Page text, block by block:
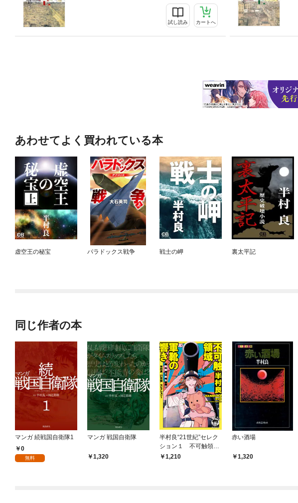
試し読み カートへ
あわせてよく買われている本
虚空王の秘宝 パラドックス戦争 戦士の岬 裏太平記
同じ作者の本
マンガ 続戦国自衛隊1
0
無料
マンガ 戦国自衛隊
1,320
半村良“21世紀”セレク
ション１ 不可触領域
／軍靴の響き 【陰謀
1,210
赤い酒場
1,320